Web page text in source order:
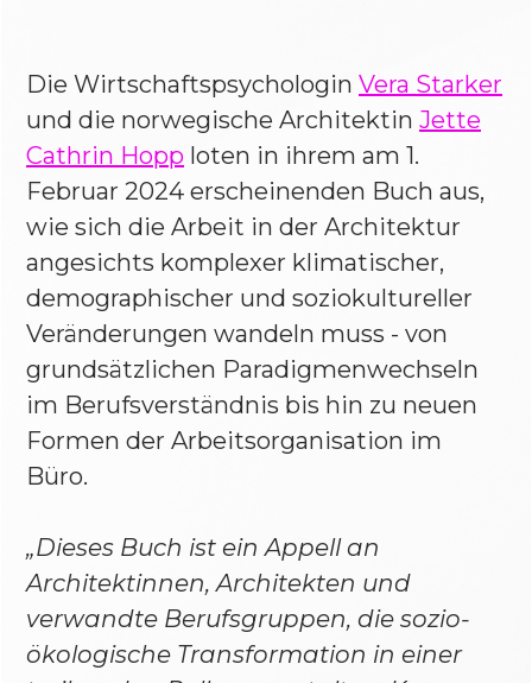
Die Wirtschaftspsychologin Vera Starker
und die norwegische Architektin Jette
Cathrin Hopp loten in ihrem am 1.
Februar 2024 erscheinenden Buch aus,
wie sich die Arbeit in der Architektur
angesichts komplexer klimatischer,
demographischer und soziokultureller
Veränderungen wandeln muss - von
grundsätzlichen Paradigmenwechseln
im Berufsverständnis bis hin zu neuen
Formen der Arbeitsorganisation im
Büro.
„Dieses Buch ist ein Appell an
Architektinnen, Architekten und
verwandte Berufsgruppen, die sozio-
ökologische Transformation in einer